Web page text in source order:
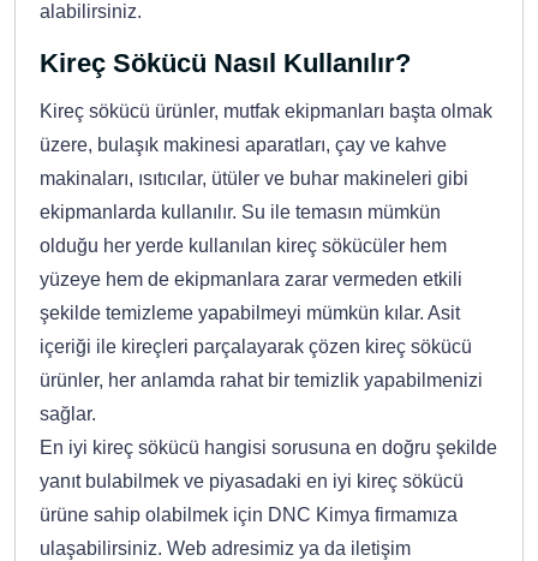
alabilirsiniz.
Kireç Sökücü Nasıl Kullanılır?
Kireç sökücü ürünler, mutfak ekipmanları başta olmak
üzere, bulaşık makinesi aparatları, çay ve kahve
makinaları, ısıtıcılar, ütüler ve buhar makineleri gibi
ekipmanlarda kullanılır. Su ile temasın mümkün
olduğu her yerde kullanılan kireç sökücüler hem
yüzeye hem de ekipmanlara zarar vermeden etkili
şekilde temizleme yapabilmeyi mümkün kılar. Asit
içeriği ile kireçleri parçalayarak çözen kireç sökücü
ürünler, her anlamda rahat bir temizlik yapabilmenizi
sağlar.
En iyi kireç sökücü hangisi sorusuna en doğru şekilde
yanıt bulabilmek ve piyasadaki en iyi kireç sökücü
ürüne sahip olabilmek için DNC Kimya firmamıza
ulaşabilirsiniz. Web adresimiz ya da iletişim